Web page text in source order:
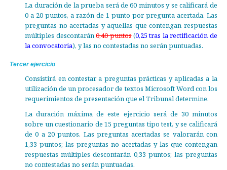
La duración de la prueba será de 60 minutos y se calificará de
0 a 20 puntos, a razón de 1 punto por pregunta acertada. Las
preguntas no acertadas y aquellas que contengan respuestas
múltiples descontarán0,40 puntos(0,25 tras la rectificación de
la convocatoria), y las no contestadas no serán puntuadas.
Tercer ejercicio
Consistirá en contestar a preguntas prácticas y aplicadas a la
utilización de un procesador de textos Microsoft Word con los
requerimientos de presentación que el Tribunal determine.
La duración máxima de este ejercicio será de 30 minutos
sobre un cuestionario de 15 preguntas tipo test, y se calificará
de 0 a 20 puntos. Las preguntas acertadas se valorarán con
1,33 puntos; las preguntas no acertadas y las que contengan
respuestas múltiples descontarán 0,33 puntos; las preguntas
no contestadas no serán puntuadas.